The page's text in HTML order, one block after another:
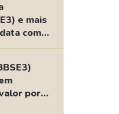
e mais
com
por